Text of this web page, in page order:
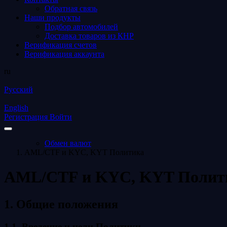
Обратная связь
Наши продукты
Подбор автомобилей
Доставка товаров из КНР
Верификация счетов
Верификация аккаунта
ru
Русский
English
Регистрация Войти
Обмен валют
AML/CTF и KYC, KYT Политика
AML/CTF и KYC, KYT
1. Общие положения